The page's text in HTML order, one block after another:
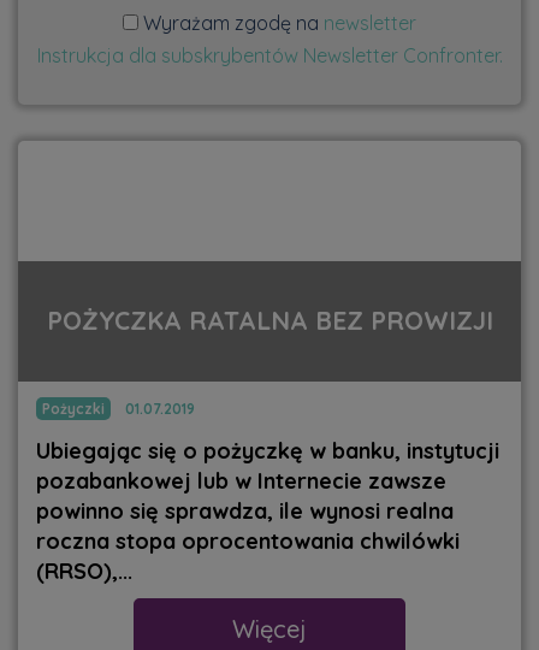
Wyrażam zgodę na newsletter
Instrukcja dla subskrybentów Newsletter Confronter.
POŻYCZKA RATALNA BEZ PROWIZJI
Pożyczki 01.07.2019
Ubiegając się o pożyczkę w banku, instytucji
pozabankowej lub w Internecie zawsze
powinno się sprawdza, ile wynosi realna
roczna stopa oprocentowania chwilówki
(RRSO),...
Więcej